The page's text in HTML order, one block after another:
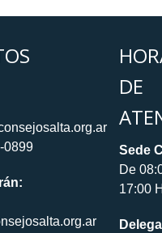
0899
DE
Sede
De
17:00